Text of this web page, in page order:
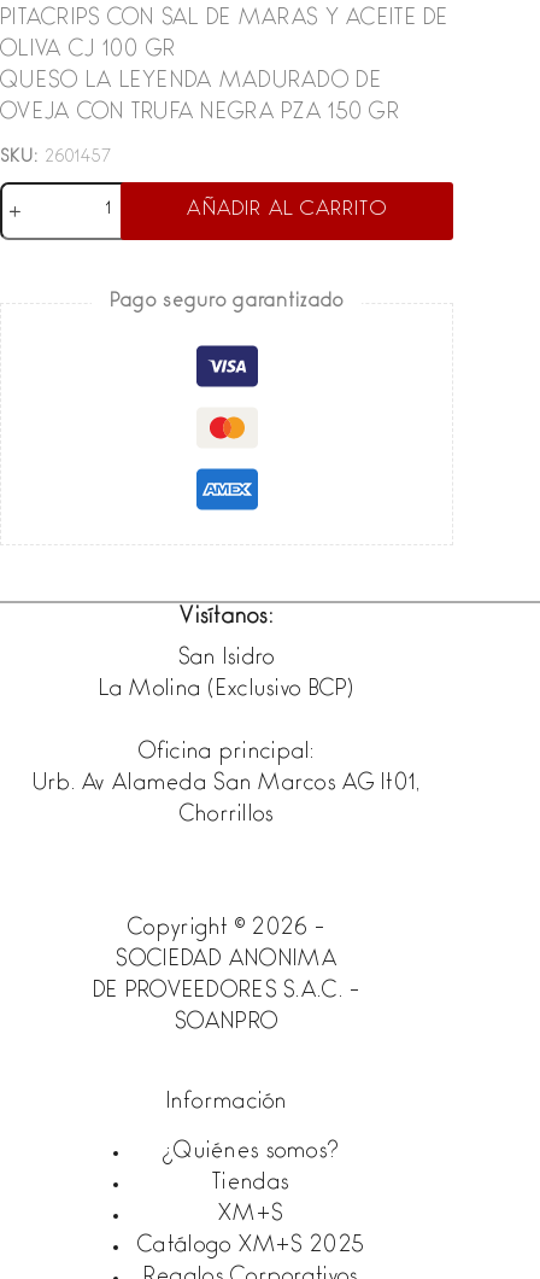
PITACRIPS CON SAL DE MARAS Y ACEITE DE
OLIVA CJ 100 GR
QUESO LA LEYENDA MADURADO DE
OVEJA CON TRUFA NEGRA PZA 150 GR
SKU: 2601457
Box
AÑADIR AL CARRITO
Pago seguro garantizado
Visítanos:
San Isidro
La Molina (Exclusivo BCP)
Oficina principal:
Urb. Av Alameda San Marcos AG lt01,
Chorrillos
Copyright © 2026 -
SOCIEDAD ANONIMA
DE PROVEEDORES S.A.C. -
SOANPRO
Información
¿Quiénes somos?
Tiendas
XM+S
Catálogo XM+S 2025